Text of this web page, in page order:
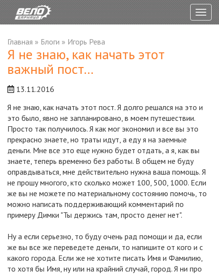
Главная » Блоги » Игорь Рева
Я не знаю, как начать этот
важный пост...
13.11.2016
Я не знаю, как начать этот пост. Я долго решался на это и
это было, явно не запланировано, в моем путешествии.
Просто так получилось. Я как мог экономил и все вы это
прекрасно знаете, но траты идут, а еду я на заемные
деньги. Мне все это еще нужно будет отдать, а я, как вы
знаете, теперь временно без работы. В общем не буду
оправдываться, мне действительно нужна ваша помощь. Я
не прошу многого, кто сколько может 100, 500, 1000. Если
же вы не можете по материальному состоянию помочь, то
можно написать поддерживающий комментарий по
примеру Димки "Ты держись там, просто денег нет".
Ну а если серьезно, то буду очень рад помощи и да, если
же вы все же переведете деньги, то напишите от кого и с
какого города. Если же не хотите писать Имя и Фамилию,
то хотя бы Имя, ну или на крайний случай, город. Я ни про